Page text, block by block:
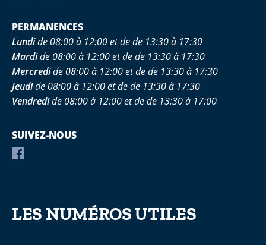
PERMANENCES
Lundide 08:00 à 12:00 et de de 13:30 à 17:30
Mardide 08:00 à 12:00 et de de 13:30 à 17:30
Mercredide 08:00 à 12:00 et de de 13:30 à 17:30
Jeudide 08:00 à 12:00 et de de 13:30 à 17:30
Vendredide 08:00 à 12:00 et de de 13:30 à 17:00
SUIVEZ-NOUS
LES NUMÉROS UTILES